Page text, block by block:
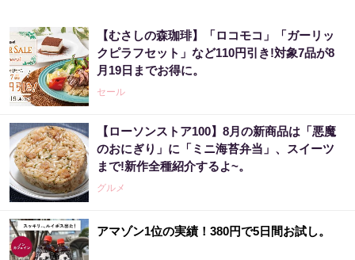
【むさしの森珈琲】「ロコモコ」「ガーリッ
クピラフセット」など110円引き!対象7品が8
月19日までお得に。
セール
【ローソンストア100】8月の新商品は「悪魔
のおにぎり」に「ミニ海苔弁当」、スイーツ
まで!新作全種紹介するよ~。
グルメ
アマゾン1位の実績！380円で5日間お試し。